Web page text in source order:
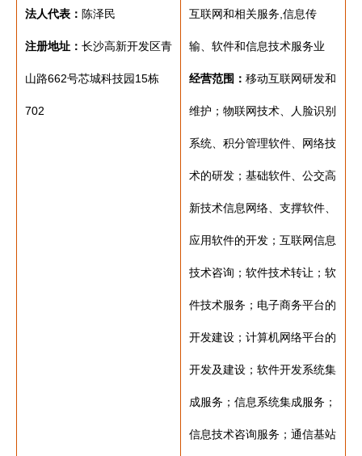
法人代表： 陈泽民
注册地址： 长沙高新开发区青
山路662号芯城科技园15栋
702
互联网和相关服务,信息传
输、软件和信息技术服务业
经营范围： 移动互联网研发和
维护；物联网技术、人脸识别
系统、积分管理软件、网络技
术的研发；基础软件、公交高
新技术信息网络、支撑软件、
应用软件的开发；互联网信息
技术咨询；软件技术转让；软
件技术服务；电子商务平台的
开发建设；计算机网络平台的
开发及建设；软件开发系统集
成服务；信息系统集成服务；
信息技术咨询服务；通信基站